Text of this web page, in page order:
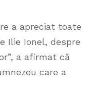
a apreciat toate
Ilie Ionel, despre
a afirmat că
care a